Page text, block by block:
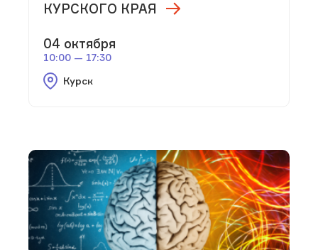
КУРСКОГО КРАЯ
04 октября
10:00 — 17:30
Курск